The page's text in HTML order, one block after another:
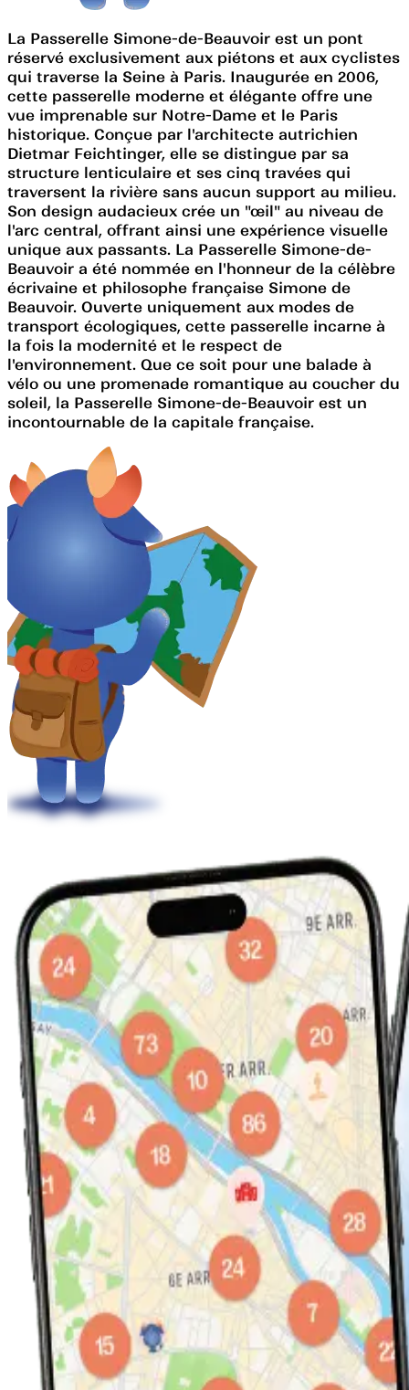
La Passerelle Simone-de-Beauvoir est un pont
réservé exclusivement aux piétons et aux cyclistes
qui traverse la Seine à Paris. Inaugurée en 2006,
cette passerelle moderne et élégante offre une
vue imprenable sur Notre-Dame et le Paris
historique. Conçue par l'architecte autrichien
Dietmar Feichtinger, elle se distingue par sa
structure lenticulaire et ses cinq travées qui
traversent la rivière sans aucun support au milieu.
Son design audacieux crée un "œil" au niveau de
l'arc central, offrant ainsi une expérience visuelle
unique aux passants. La Passerelle Simone-de-
Beauvoir a été nommée en l'honneur de la célèbre
écrivaine et philosophe française Simone de
Beauvoir. Ouverte uniquement aux modes de
transport écologiques, cette passerelle incarne à
la fois la modernité et le respect de
l'environnement. Que ce soit pour une balade à
vélo ou une promenade romantique au coucher du
soleil, la Passerelle Simone-de-Beauvoir est un
incontournable de la capitale française.